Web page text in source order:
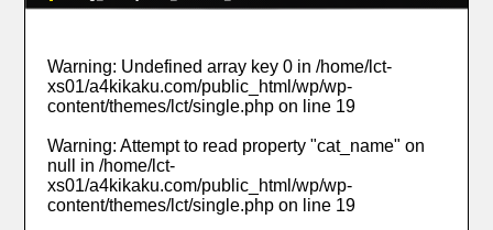
Warning: Undefined array key 0 in/home/lct-
xs01/a4kikaku.com/public_html/wp/wp-
content/themes/lct/single.php on line 19
Warning: Attempt to read property "cat_name" on
null in/home/lct-
xs01/a4kikaku.com/public_html/wp/wp-
content/themes/lct/single.php on line 19